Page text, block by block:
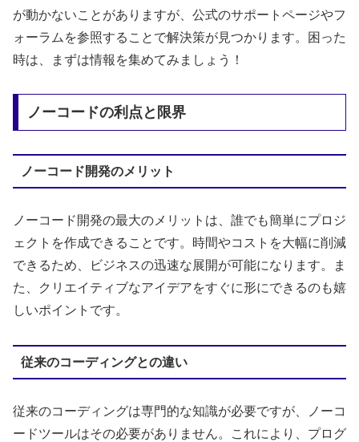
が動かないことがありますが、公式のサポートページやフ
ォーラムを参照することで解決策が見つかります。困った
時は、まずは情報を集めてみましょう！
ノーコードの利点と限界
ノーコード開発のメリット
ノーコード開発の最大のメリットは、誰でも簡単にプロジ
ェクトを作成できることです。時間やコストを大幅に削減
できるため、ビジネスの迅速な展開が可能になります。ま
た、クリエイティブなアイデアをすぐに形にできるのも嬉
しいポイントです。
従来のコーディングとの違い
従来のコーディングは専門的な知識が必要ですが、ノーコ
ードツールはその必要がありません。これにより、プログ